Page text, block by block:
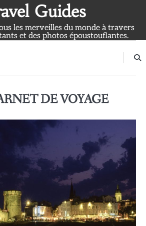
Guides
les merveilles du monde à travers
et des photos époustouflantes.
DE VOYAGE